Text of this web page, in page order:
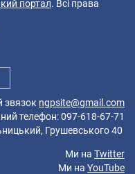
портал. Всі права
звязок ngpsite@gmail.com
телефон: 097-618-67-71
Грушевського 40
Ми на Twitter
Ми на YouTube